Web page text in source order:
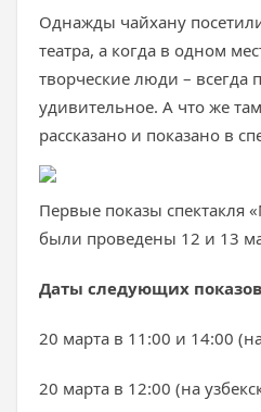
Однажды чайхану
театра, а когда в одном
творческие люди – всегда
удивительное. А что же
рассказано и показано в
Первые показы спектакля
были проведены 12 и 13
Даты следующих
20 марта в 11:00 и 14:00
20 марта в 12:00 (на